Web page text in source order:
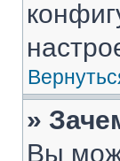
»
Вы